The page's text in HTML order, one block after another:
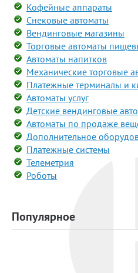
Кофейные аппараты
Снековые автоматы
Вендинговые магазины
Торговые автоматы
Автоматы напитков
Механические торговые
Платежные терминалы и
Автоматы услуг
Детские вендинговые
Автоматы по продаже
Дополнительное
Платежные системы
Телеметрия
Роботы
Популярное